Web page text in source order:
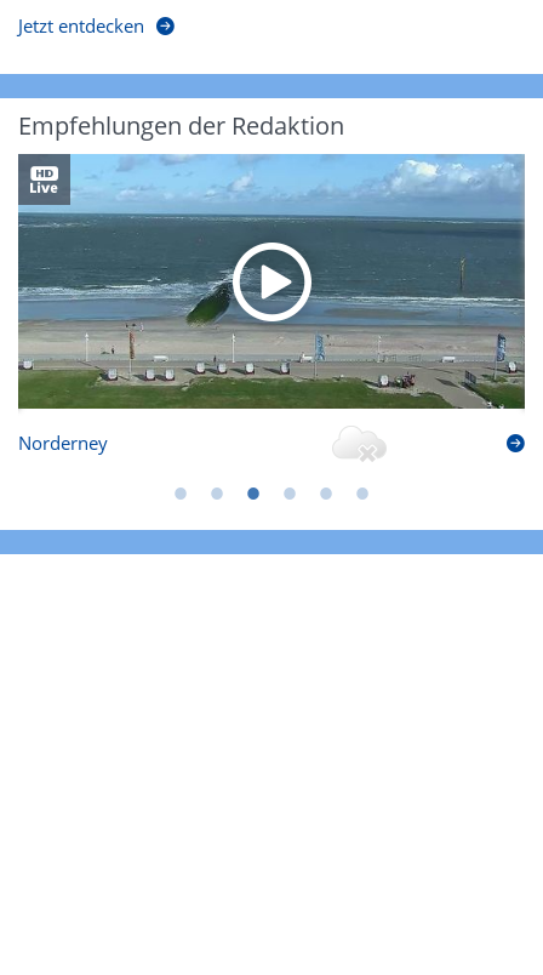
Jetzt entdecken
Empfehlungen der Redaktion
Norderney